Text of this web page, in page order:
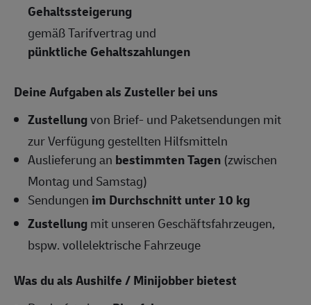
Gehaltssteigerung
gemäß Tarifvertrag und
pünktliche Gehaltszahlungen
Deine Aufgaben als Zusteller bei uns
Zustellungvon Brief- und Paketsendungen mit
zur Verfügung gestellten Hilfsmitteln
Auslieferung an bestimmten Tagen (zwischen
Montag und Samstag)
Sendungen im Durchschnitt unter 10 kg
Zustellungmit unseren Geschäftsfahrzeugen,
bspw. vollelektrische Fahrzeuge
Was du als Aushilfe / Minijobber bietest